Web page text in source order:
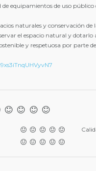
equipamientos de uso público
naturales y conservación de
el espacio natural y
y respetuosa por parte